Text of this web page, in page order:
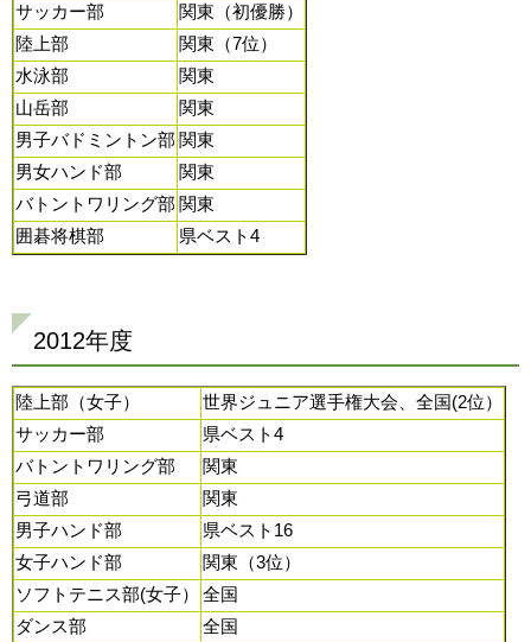
サッカー部
関東（初優勝）
陸上部
関東（7位）
水泳部
関東
山岳部
関東
男子バドミントン部 関東
男女ハンド部
関東
バトントワリング部 関東
囲碁将棋部
県ベスト4
2012年度
陸上部（女子）
世界ジュニア選手権大会、全国(2位）
サッカー部
県ベスト4
バトントワリング部
関東
弓道部
関東
男子ハンド部
県ベスト16
女子ハンド部
関東（3位）
ソフトテニス部(女子）
全国
ダンス部
全国